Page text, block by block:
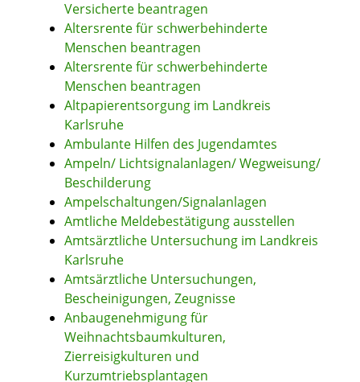
Versicherte beantragen
Altersrente für schwerbehinderte
Menschen beantragen
Altersrente für schwerbehinderte
Menschen beantragen
Altpapierentsorgung im Landkreis
Karlsruhe
Ambulante Hilfen des Jugendamtes
Ampeln/ Lichtsignalanlagen/ Wegweisung/
Beschilderung
Ampelschaltungen/Signalanlagen
Amtliche Meldebestätigung ausstellen
Amtsärztliche Untersuchung im Landkreis
Karlsruhe
Amtsärztliche Untersuchungen,
Bescheinigungen, Zeugnisse
Anbaugenehmigung für
Weihnachtsbaumkulturen,
Zierreisigkulturen und
Kurzumtriebsplantagen